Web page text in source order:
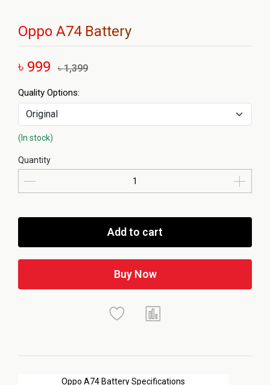
Oppo A74 Battery
৳ 999 ৳ 1,399
Oppo A74 Battery Specifications
Quality Options:
(In stock)
Quantity
Add to cart
Buy Now